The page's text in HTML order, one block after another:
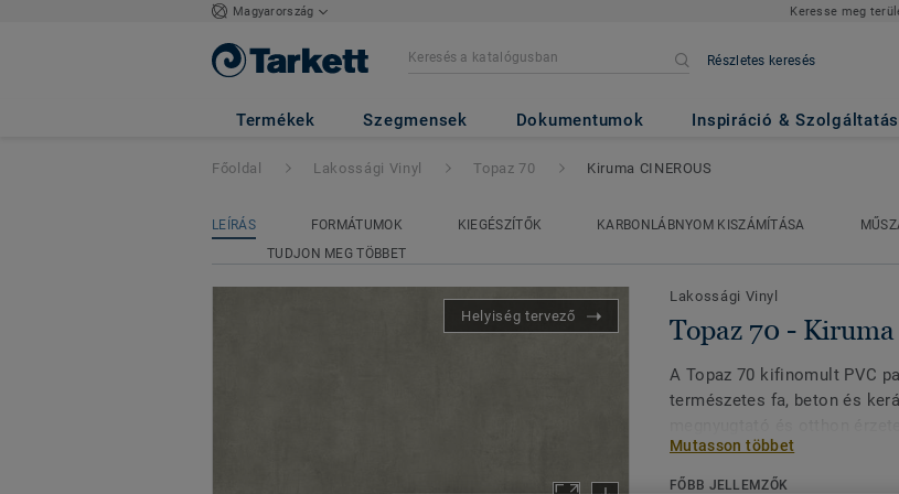
Magyarország Keresse meg
Részletes keresés
Termékek Szegmensek Dokumentumok Inspiráció &
Topaz 70 - Kiruma CINEROUS
Főoldal Lakossági Vinyl Topaz 70 Kiruma CINEROUS
LEÍRÁS FORMÁTUMOK KIEGÉSZÍTŐK KARBONLÁBNYOM KISZÁMÍTÁSA
TUDJON MEG TÖBBET
Helyiség tervező
Lakossági Vinyl
Topaz 70 -
A Topaz 70 kifinomult PVC
természetes fa, beton és
megteremtéséhez. A Topaz
kiváló teljesítményt biztosít
Mutasson többet
FŐBB JELLEMZŐK